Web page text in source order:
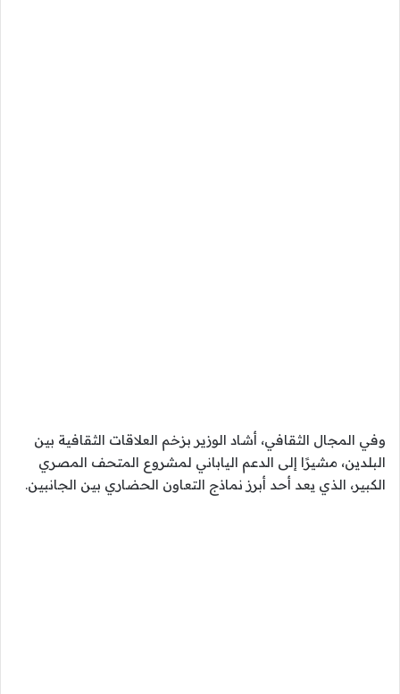
وفي المجال الثقافي، أشاد الوزير بزخم العلاقات الثقافية بين
البلدين، مشيرًا إلى الدعم الياباني لمشروع المتحف المصري
الكبير، الذي يعد أحد أبرز نماذج التعاون الحضاري بين الجانبين.